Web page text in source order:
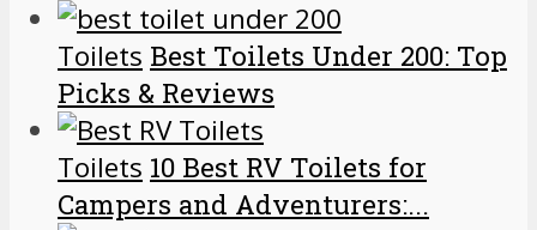
Toilets Best Toilets Under 200: Top
Picks & Reviews
Toilets 10 Best RV Toilets for
Campers and Adventurers:...